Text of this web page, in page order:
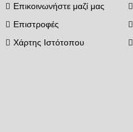
Επικοινωνήστε μαζί μας
Επιστροφές
Χάρτης Ιστότοπου